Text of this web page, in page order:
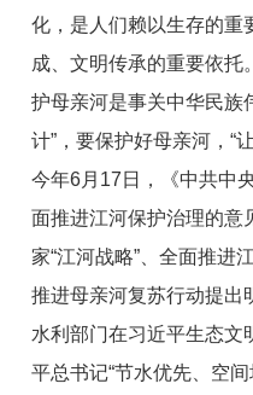
化，是人们赖以生存的重
成、文明传承的重要依托
护母亲河是事关中华民族
计”，要保护好母亲河，“
今年6月17日，《中共中
面推进江河保护治理的意
家“江河战略”、全面推进
推进母亲河复苏行动提出
水利部门在习近平生态文
平总书记“节水优先、空